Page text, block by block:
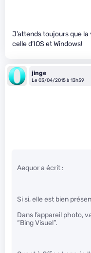
J’attends toujours que
celle d’IOS et Windows!
jinge
Le 03/04/2015 à 13h59
Aequor a écrit :
Si si, elle est bien
Dans l’appareil photo,
“Bing Visuel”.